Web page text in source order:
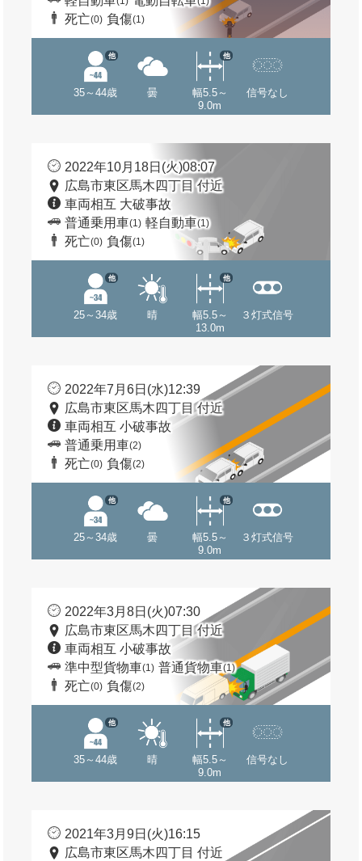
死亡(0) 負傷(1)
35～44歳
他
曇
幅5.5～
9.0m
他
信号なし
2022年10月18日(火)08:07
広島市東区馬木四丁目 付近
車両相互 大破事故
普通乗用車(1) 軽自動車(1)
死亡(0) 負傷(1)
25～34歳
他
晴
幅5.5～
13.0m
他
３灯式信号
2022年7月6日(水)12:39
広島市東区馬木四丁目 付近
車両相互 小破事故
普通乗用車(2)
死亡(0) 負傷(2)
25～34歳
他
曇
幅5.5～
9.0m
他
３灯式信号
2022年3月8日(火)07:30
広島市東区馬木四丁目 付近
車両相互 小破事故
準中型貨物車(1) 普通貨物車(1)
死亡(0) 負傷(2)
35～44歳
他
晴
幅5.5～
9.0m
他
信号なし
2021年3月9日(火)16:15
広島市東区馬木四丁目 付近